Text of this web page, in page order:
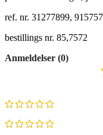
ref. nr. 31277899,
bestillings nr. 85,7572
Anmeldelser (0)